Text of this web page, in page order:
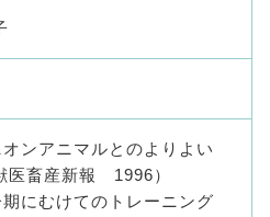
オンアニマルとのよりよい
医畜産新報 1996）
にむけてのトレーニング